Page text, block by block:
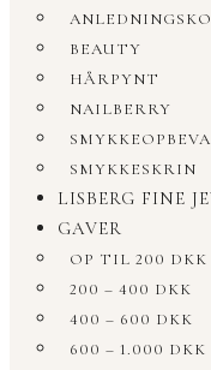
BEAUTY
HÅRPYNT
NAILBERRY
SMYKKESKRIN
LISBERG FINE
GAVER
OP TIL 200 DKK
200 – 400 DKK
400 – 600 DKK
600 – 1.000 DKK